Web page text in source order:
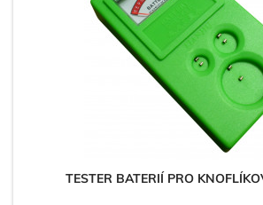
TESTER BATERIÍ PRO